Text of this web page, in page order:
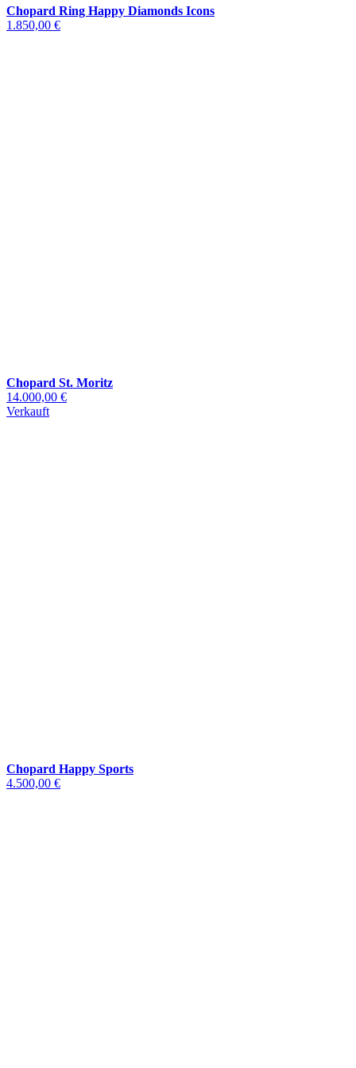
Chopard Ring Happy Diamonds Icons
1.850,00 €
Chopard St. Moritz
14.000,00 €
Verkauft
Chopard Happy Sports
4.500,00 €